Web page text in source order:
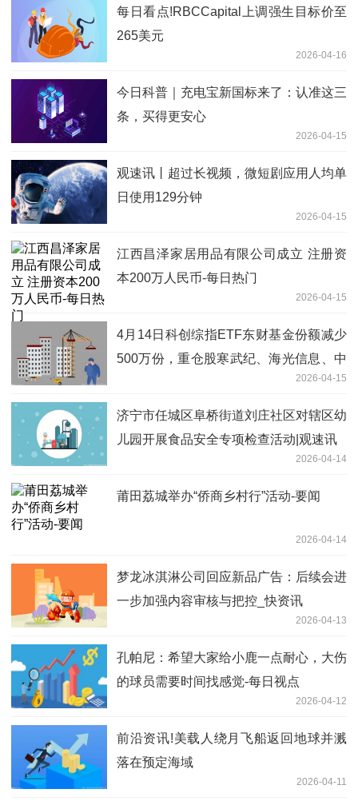
每日看点!RBCCapital上调强生目标价至
265美元
2026-04-16
今日科普｜充电宝新国标来了：认准这三
条，买得更安心
2026-04-15
观速讯丨超过长视频，微短剧应用人均单
日使用129分钟
2026-04-15
江西昌泽家居用品有限公司成立 注册资
本200万人民币-每日热门
2026-04-15
4月14日科创综指ETF东财基金份额减少
500万份，重仓股寒武纪、海光信息、中
2026-04-15
济宁市任城区阜桥街道刘庄社区对辖区幼
儿园开展食品安全专项检查活动|观速讯
2026-04-14
莆田荔城举办“侨商乡村行”活动-要闻
2026-04-14
梦龙冰淇淋公司回应新品广告：后续会进
一步加强内容审核与把控_快资讯
2026-04-13
孔帕尼：希望大家给小鹿一点耐心，大伤
的球员需要时间找感觉-每日视点
2026-04-12
前沿资讯!美载人绕月飞船返回地球并溅
落在预定海域
2026-04-11